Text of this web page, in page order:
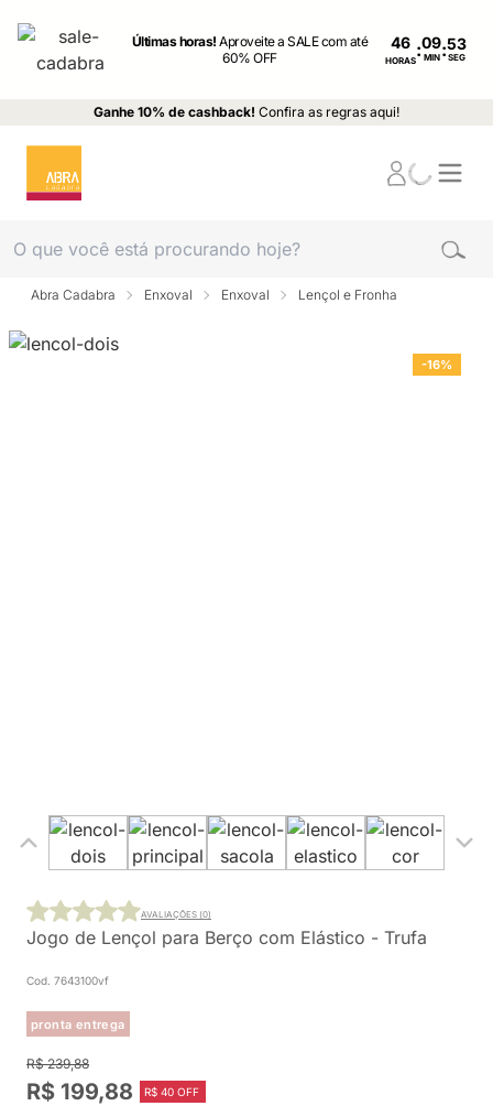
Últimas horas!Aproveite a SALE com até
60% OFF
46
HORAS: MIN : SEG
Ganhe 10% de cashback! Confira as regras aqui!
Abra Cadabra Enxoval Enxoval Lençol e Fronha
-16%
Jogo de Lençol para Berço com Elástico - Trufa
Cod. 7643100vf
pronta entrega
AVALIAÇÕES (0)
R$ 239,88
R$ 199,88 R$ 40 OFF